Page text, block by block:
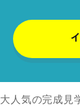
大人気の完成見